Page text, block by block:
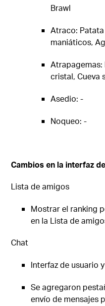
Brawl
Atraco:
maniáticos,
cristal, Cueva
Asedio: -
Noqueo: -
Cambios en la interfaz
Lista de amigos
Mostrar el ranking
en la Lista de
Chat
Interfaz de usuario
Se agregaron
envío de mensajes